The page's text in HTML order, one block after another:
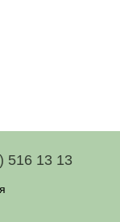
516 13 13